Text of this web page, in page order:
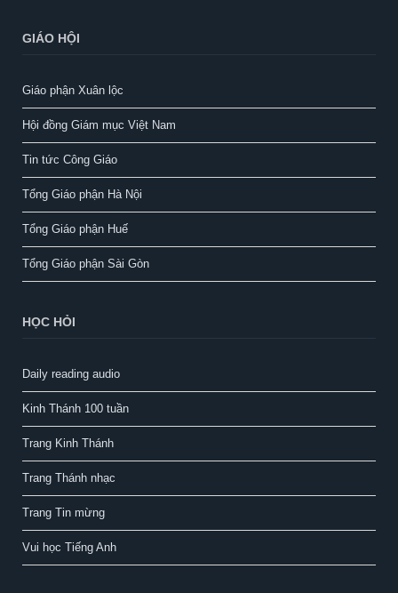
GIÁO HỘI
Giáo phận Xuân lộc
Hội đồng Giám mục Việt Nam
Tin tức Công Giáo
Tổng Giáo phận Hà Nội
Tổng Giáo phận Huế
Tổng Giáo phận Sài Gòn
HỌC HỎI
Daily reading audio
Kinh Thánh 100 tuần
Trang Kinh Thánh
Trang Thánh nhạc
Trang Tin mừng
Vui học Tiếng Anh